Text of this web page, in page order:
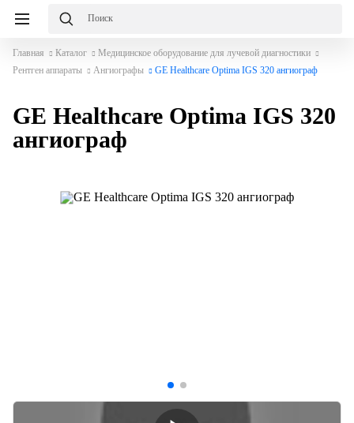
Главная Каталог
Медицинское оборудование для лучевой диагностики
Рентген аппараты
Ангиографы GE Healthcare Optima IGS 320 ангиограф
GE Healthcare Optima IGS 320
ангиограф